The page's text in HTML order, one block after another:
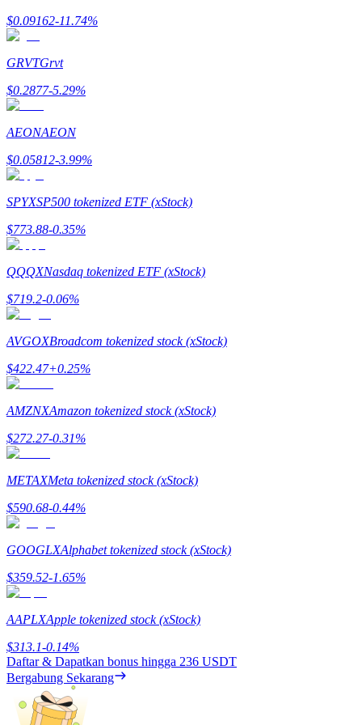
Menghasilkan
Babi Kekuatan
Dapatkan imbalan kompetitif setiap hari
Mempertaruhkan
Pengembalian tinggi & akses instan
Launchpool
$0.09162-11.74%
GRVTGrvt
$0.2877-5.29%
AEONAEON
$0.05812-3.99%
SPYXSP500 tokenized ETF (xStock)
$773.88-0.35%
QQQXNasdaq tokenized ETF (xStock)
$719.2-0.06%
AVGOXBroadcom tokenized stock (xStock)
$422.47+0.25%
AMZNXAmazon tokenized stock (xStock)
$272.27-0.31%
METAXMeta tokenized stock (xStock)
$590.68-0.44%
GOOGLXAlphabet tokenized stock (xStock)
$359.52-1.65%
AAPLXApple tokenized stock (xStock)
$313.1-0.14%
Daftar & Dapatkan bonus hingga 236 USDT
Bergabung Sekarang